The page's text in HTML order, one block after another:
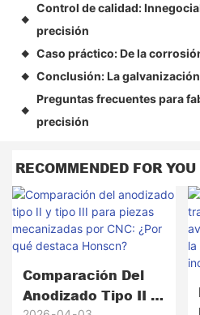
◆
Control de calidad:
precisión
◆ Caso práctico: De la
◆ Conclusión: La
◆
Preguntas frecuentes para
precisión
RECOMMENDED FOR YOU
Comparación Del
Anodizado Tipo II Y